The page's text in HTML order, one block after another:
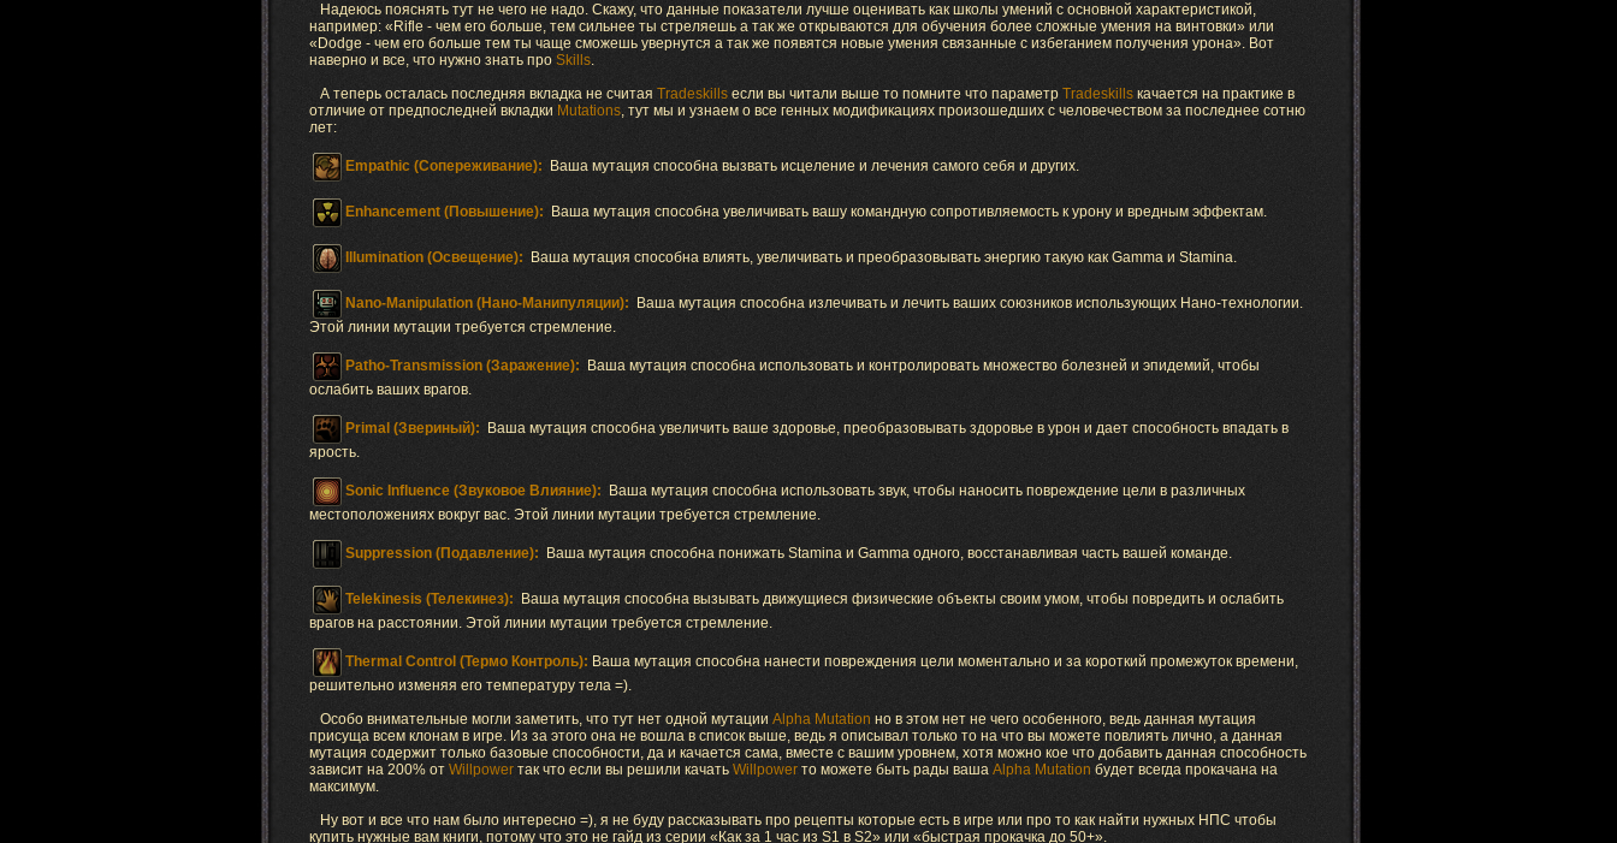
Надеюсь пояснять тут не чего не надо. Скажу, что данные показатели лучше оценивать как школы умений с основной характеристикой,
например: «Rifle - чем его больше, тем сильнее ты стреляешь а так же открываются для обучения более сложные умения на винтовки» или
«Dodge - чем его больше тем ты чаще сможешь увернутся а так же появятся новые умения связанные с избеганием получения урона». Вот
наверно и все, что нужно знать про Skills.
А теперь осталась последняя вкладка не считая Tradeskills если вы читали выше то помните что параметр Tradeskills качается на практике в
отличие от предпоследней вкладки Mutations, тут мы и узнаем о все генных модификациях произошедших с человечеством за последнее сотню
лет:
Empathic (Сопереживание): Ваша мутация способна вызвать исцеление и лечения самого себя и других.
Enhancement (Повышение): Ваша мутация способна увеличивать вашу командную сопротивляемость к урону и вредным эффектам.
Illumination (Освещение): Ваша мутация способна влиять, увеличивать и преобразовывать энергию такую как Gamma и Stamina.
Nano-Manipulation (Нано-Манипуляции):
Ваша мутация способна излечивать и лечить ваших союзников использующих Нано-технологии.
Этой линии мутации требуется стремление.
Patho-Transmission (Заражение):
Ваша мутация способна использовать и контролировать множество болезней и эпидемий, чтобы
ослабить ваших врагов.
Primal (Звериный):
Ваша мутация способна увеличить ваше здоровье, преобразовывать здоровье в урон и дает способность впадать в
ярость.
Sonic Influence (Звуковое Влияние):
Ваша мутация способна использовать звук, чтобы наносить повреждение цели в различных
местоположениях вокруг вас. Этой линии мутации требуется стремление.
Suppression (Подавление): Ваша мутация способна понижать Stamina и Gamma одного, восстанавливая часть вашей команде.
Telekinesis (Телекинез):
Ваша мутация способна вызывать движущиеся физические объекты своим умом, чтобы повредить и ослабить
врагов на расстоянии. Этой линии мутации требуется стремление.
Thermal Control (Термо Контроль): Ваша мутация способна нанести повреждения цели моментально и за короткий промежуток времени,
решительно изменяя его температуру тела =).
Особо внимательные могли заметить, что тут нет одной мутации Alpha Mutation но в этом нет не чего особенного, ведь данная мутация
присуща всем клонам в игре. Из за этого она не вошла в список выше, ведь я описывал только то на что вы можете повлиять лично, а данная
мутация содержит только базовые способности, да и качается сама, вместе с вашим уровнем, хотя можно кое что добавить данная способность
зависит на 200% от Willpower так что если вы решили качать Willpower то можете быть рады ваша Alpha Mutation будет всегда прокачана на
максимум.
Ну вот и все что нам было интересно =), я не буду рассказывать про рецепты которые есть в игре или про то как найти нужных НПС чтобы
купить нужные вам книги, потому что это не гайд из серии «Как за 1 час из S1 в S2» или «быстрая прокачка до 50+».